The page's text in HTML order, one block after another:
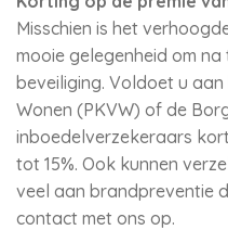
Misschien is het
mooie gelegenheid om
beveiliging. Voldoet u
Wonen (PKVW) of de
inboedelverzekeraars
tot 15%. Ook kunnen
veel aan brandpreventie
contact met ons op.